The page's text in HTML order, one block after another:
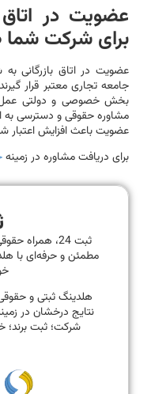
عضویت در
برای شرکت
عضویت در اتاق بازرگانی
جامعه تجاری معتبر قرار
بخش خصوصی و دولتی عمل
مشاوره حقوقی و دسترسی به
عضویت باعث افزایش اعتبار
برای دریافت مشاوره در زمینه
ثبت 24،
مطمئن و حرفه‌ای با
نتایج درخشان در
شرکت؛ ثبت برند؛